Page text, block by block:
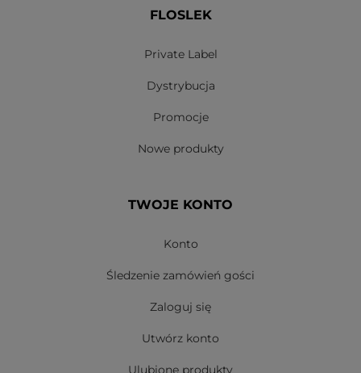
FLOSLEK
Private Label
Dystrybucja
Promocje
Nowe produkty
TWOJE KONTO
Konto
Śledzenie zamówień gości
Zaloguj się
Utwórz konto
Ulubione produkty